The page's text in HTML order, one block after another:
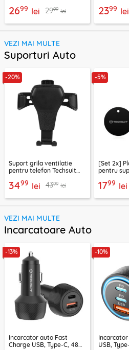
2699 lei 2999 lei 2399 lei
VEZI MAI MULTE
Suporturi Auto
-20%
Suport grila ventilatie
pentru telefon Techsuit
3499 lei 4399 lei
-5%
[Set 2x]
pentru
negru
1799 lei
VEZI MAI MULTE
Incarcatoare Auto
-13%
Incarcator auto Fast
Charge USB, Type-C, 48W
-10%
USB,